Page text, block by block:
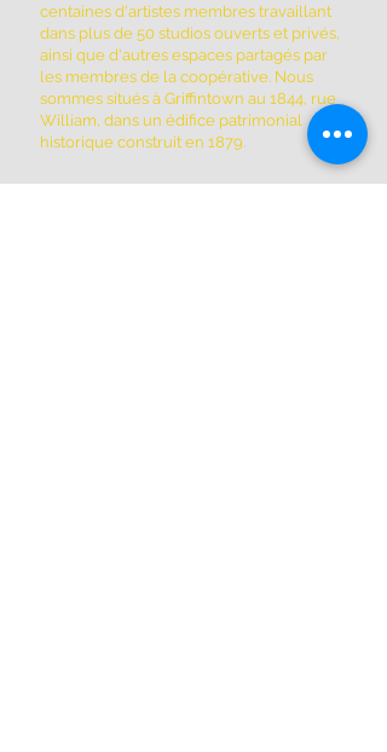
centaines d'artistes membres travaillant
dans plus de 50 studios ouverts et privés,
ainsi que d'autres espaces partagés par
les membres de la coopérative. Nous
sommes situés à Griffintown au 1844, rue
William, dans un édifice patrimonial
historique construit en 1879.